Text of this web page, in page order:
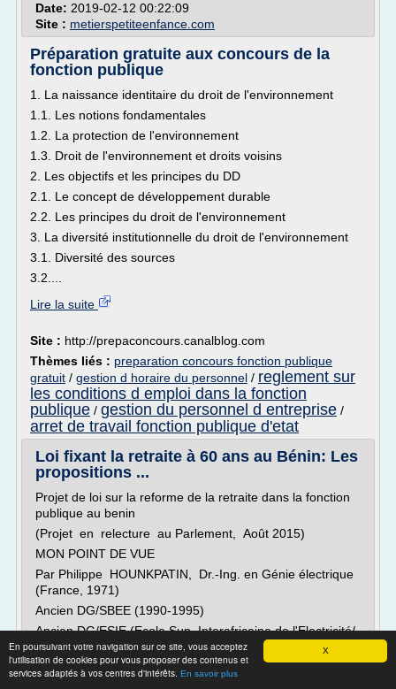
X
En poursuivant votre navigation sur ce site, vous acceptez
l'utilisation de cookies pour vous proposer des contenus et
services adaptés à vos centres d'intérêts. En savoir plus
Date: 2019-02-12 00:22:09
Site : metierspetiteenfance.com
Préparation gratuite aux concours de la
fonction publique
1. La naissance identitaire du droit de l'environnement
1.1. Les notions fondamentales
1.2. La protection de l'environnement
1.3. Droit de l'environnement et droits voisins
2. Les objectifs et les principes du DD
2.1. Le concept de développement durable
2.2. Les principes du droit de l'environnement
3. La diversité institutionnelle du droit de l'environnement
3.1. Diversité des sources
3.2....
Lire la suite
Site : http://prepaconcours.canalblog.com
Thèmes liés : preparation concours fonction publique
gratuit / gestion d horaire du personnel / reglement sur
les conditions d emploi dans la fonction
publique / gestion du personnel d entreprise /
arret de travail fonction publique d'etat
Loi fixant la retraite à 60 ans au Bénin: Les
propositions ...
Projet de loi sur la reforme de la retraite dans la fonction
publique au benin
(Projet en relecture au Parlement, Août 2015)
MON POINT DE VUE
Par Philippe HOUNKPATIN, Dr.-Ing. en Génie électrique
(France, 1971)
Ancien DG/SBEE (1990-1995)
Ancien DG/ESIE (Ecole Sup. Interafricaine de l'Electricité/
Abidjan, 1982-1985)
Ancien Prof. d'Université (Génie électrique, Math et
Physique...